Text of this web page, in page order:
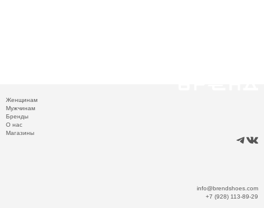
Женщинам
Мужчинам
Бренды
О нас
Магазины
info@brendshoes.com
+7 (928) 113-89-29